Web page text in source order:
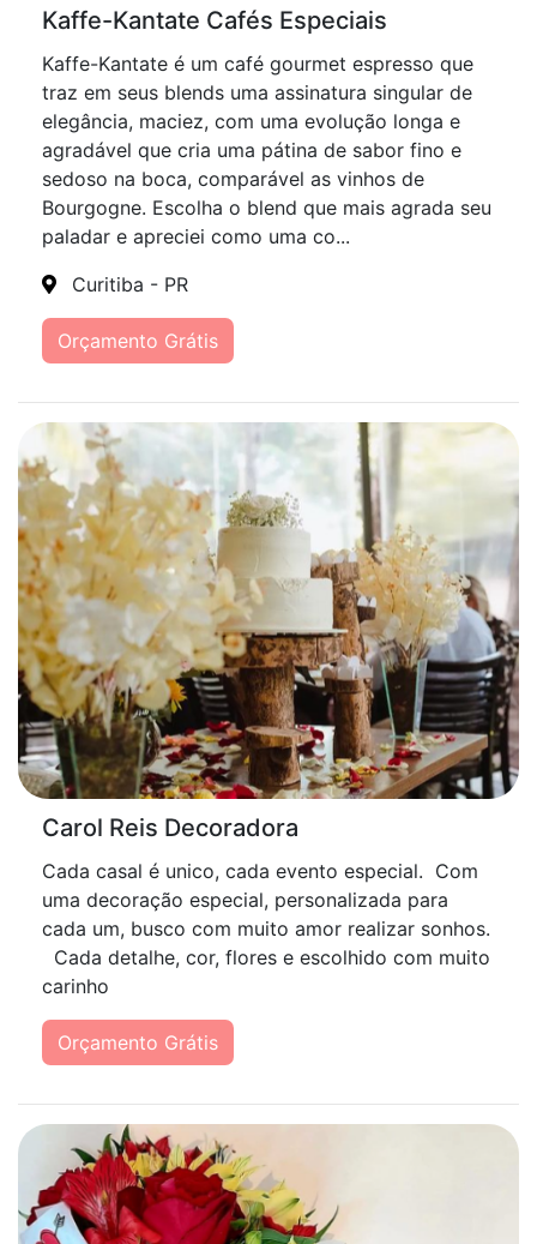
Kaffe-Kantate Cafés Especiais
Kaffe-Kantate é um café gourmet espresso que
traz em seus blends uma assinatura singular de
elegância, maciez, com uma evolução longa e
agradável que cria uma pátina de sabor fino e
sedoso na boca, comparável as vinhos de
Bourgogne. Escolha o blend que mais agrada seu
paladar e apreciei como uma co...
Curitiba - PR
Orçamento Grátis
Carol Reis Decoradora
Cada casal é unico, cada evento especial. Com
uma decoração especial, personalizada para
cada um, busco com muito amor realizar sonhos.
Cada detalhe, cor, flores e escolhido com muito
carinho
Orçamento Grátis